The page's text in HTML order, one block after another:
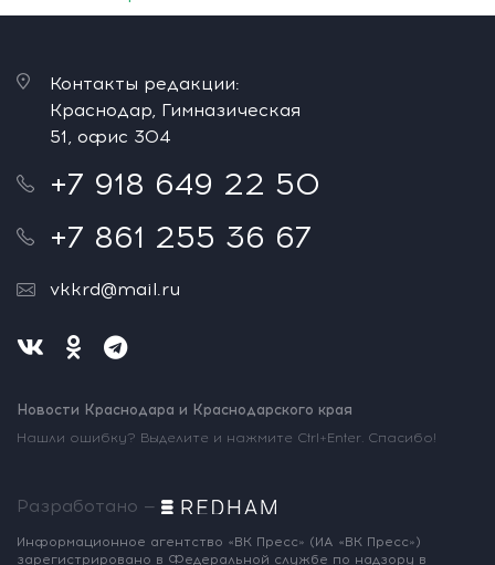
Контакты редакции:
Краснодар, Гимназическая
51, офис 304
+7 918 649 22 50
+7 861 255 36 67
vkkrd@mail.ru
Новости Краснодара и Краснодарского края
Нашли ошибку? Выделите и нажмите Ctrl+Enter. Спасибо!
Разработано —
Информационное агентство «ВК Пресс» (ИА «ВК Пресс»)
зарегистрировано в Федеральной службе по надзору в